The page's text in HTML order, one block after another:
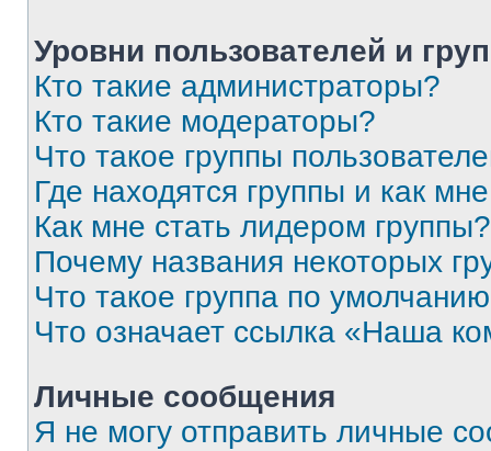
Уровни пользователей и
Кто такие администраторы?
Кто такие модераторы?
Что такое группы
Где находятся группы и как
Как мне стать лидером группы?
Почему названия некоторых
Что такое группа по
Что означает ссылка «Наша
Личные сообщения
Я не могу отправить личные